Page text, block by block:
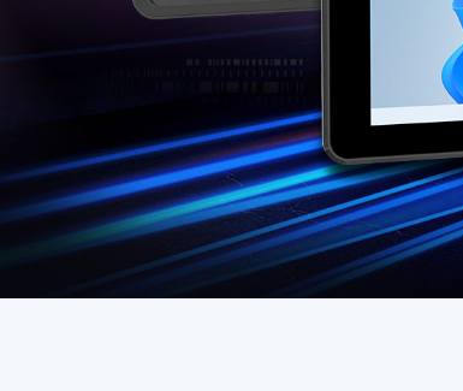
Al aire libre rugoso
T2 Ultra Android 10,95"
P2 Pro Android 6,78"
T1 MAX Android 10,95"
T1 Android 8,68"
Mano